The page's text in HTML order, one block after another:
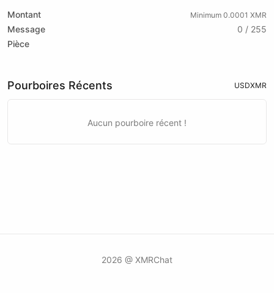
Montant Minimum 0.0001 XMR
Message
0 / 255
Pièce
Pourboires Récents USDXMR
Aucun pourboire récent !
2026 @ XMRChat